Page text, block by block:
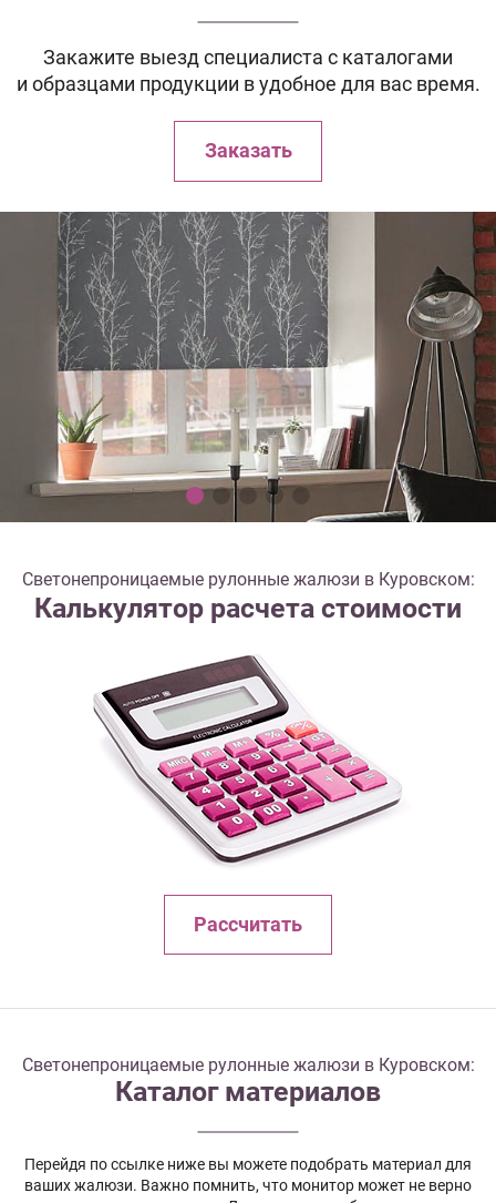
Закажите выезд специалиста с каталогами
и образцами продукции в удобное для вас время.
Заказать
Светонепроницаемые рулонные жалюзи в Куровском:
Калькулятор расчета стоимости
Рассчитать
Светонепроницаемые рулонные жалюзи в Куровском:
Каталог материалов
Перейдя по ссылке ниже вы можете подобрать материал для
ваших жалюзи. Важно помнить, что монитор может не верно